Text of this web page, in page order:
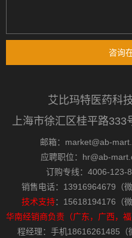
咨询
艾比玛特医药科
上海市徐汇区桂平路333
邮箱：market@ab-
应聘职位：hr@ab-
订购专线：4006-123-
销售电话：13916964679（微
技术支持：15618194176（微
华南经销商负责（广东，广西，福
程经理：手机18616261485（